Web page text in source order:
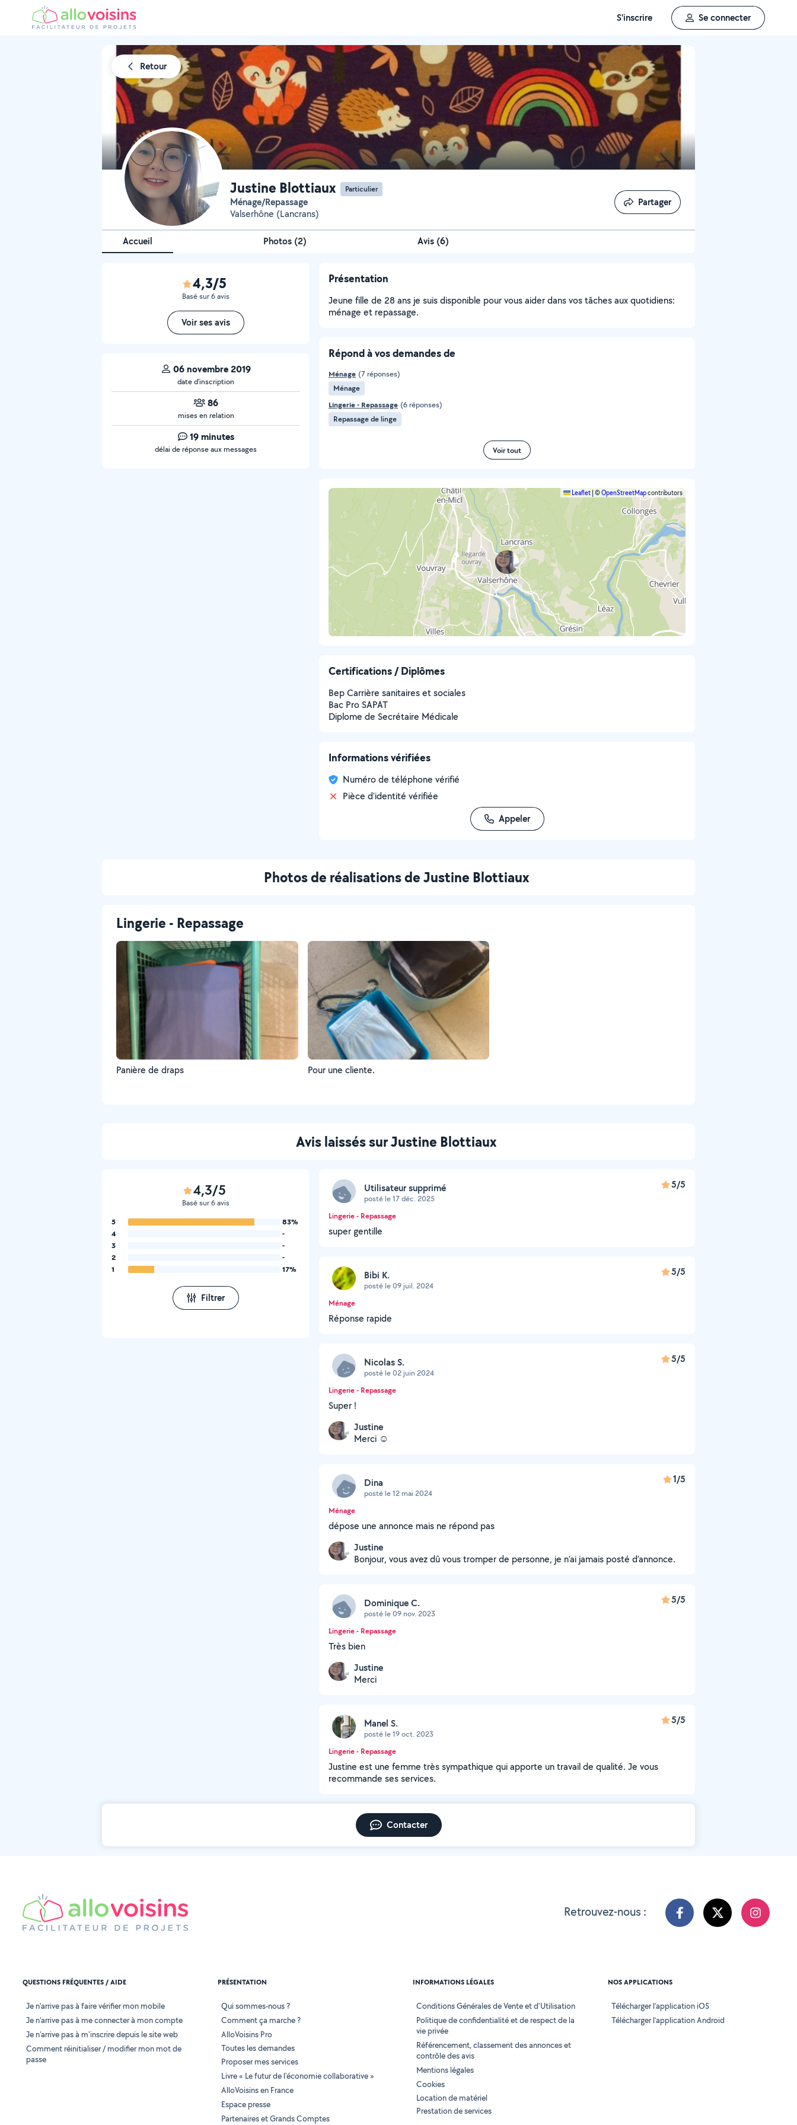
S'inscrire Se connecter
Retour
Justine Blottiaux Particulier
Ménage/Repassage
Valserhône (Lancrans)
Partager
Partager
Accueil Photos (2) Avis (6)
4,3/5
Basé sur 6 avis
Voir ses avis
06 novembre 2019
date d’inscription
86
mises en relation
19 minutes
délai de réponse aux messages
Présentation
Jeune fille de 28 ans je suis disponible pour vous aider dans vos tâches aux quotidiens:
ménage et repassage.
Répond à vos demandes de
Ménage (7 réponses)
Ménage
Lingerie - Repassage (6 réponses)
Repassage de linge
Voir tout
Leaflet ©OpenStreetMapcontributors
Certifications / Diplômes
Bep Carrière sanitaires et sociales
Bac Pro SAPAT
Diplome de Secrétaire Médicale
Informations vérifiées
Numéro de téléphone vérifié
Pièce d'identité vérifiée
Appeler
Photos de réalisations de Justine Blottiaux
Lingerie - Repassage
Panière de draps Pour une cliente.
Avis laissés sur Justine Blottiaux
4,3/5
Basé sur 6 avis
5
83%
4
-
3
-
2
-
1
17%
Filtrer
Utilisateur supprimé
posté le 17 déc. 2025
5/5
Lingerie - Repassage
super gentille
Bibi K.
posté le 09 juil. 2024
5/5
Ménage
Réponse rapide
Nicolas S.
posté le 02 juin 2024
5/5
Lingerie - Repassage
Super !
Justine
Merci ☺️
Dina
posté le 12 mai 2024
1/5
Ménage
dépose une annonce mais ne répond pas
Justine
Bonjour, vous avez dû vous tromper de personne, je n’ai jamais posté d’annonce.
Dominique C.
posté le 09 nov. 2023
5/5
Lingerie - Repassage
Très bien
Justine
Merci
Manel S.
posté le 19 oct. 2023
5/5
Lingerie - Repassage
Justine est une femme très sympathique qui apporte un travail de qualité. Je vous
recommande ses services.
Contacter
Retrouvez-nous :
QUESTIONS FRÉQUENTES / AIDE
Je n'arrive pas à faire vérifier mon mobile
Je n'arrive pas à me connecter à mon compte
Je n'arrive pas à m'inscrire depuis le site web
Comment réinitialiser / modifier mon mot de
passe
PRÉSENTATION
Qui sommes-nous ?
Comment ça marche ?
AlloVoisins Pro
Toutes les demandes
Proposer mes services
Livre « Le futur de l'économie collaborative »
AlloVoisins en France
Espace presse
Partenaires et Grands Comptes
INFORMATIONS LÉGALES
Conditions Générales de Vente et d'Utilisation
Politique de confidentialité et de respect de la
vie privée
Référencement, classement des annonces et
contrôle des avis
Mentions légales
Cookies
Location de matériel
Prestation de services
NOS APPLICATIONS
Télécharger l’application iOS
Télécharger l’application Android